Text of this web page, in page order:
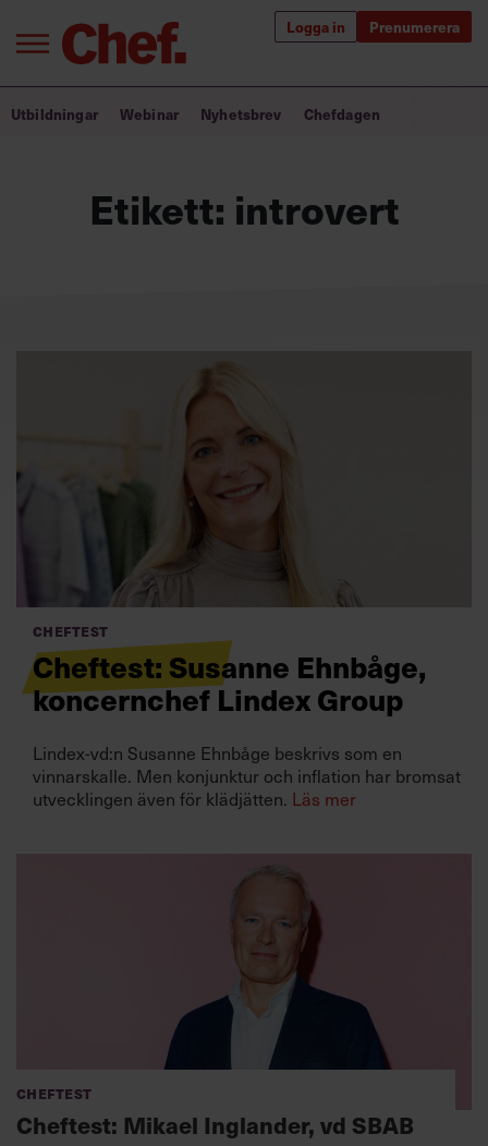
Logga in Prenumerera
Logga in
Prenumerera
Kundservice
Villkor och policy för
personuppgiftsbehandling
Bra ledare förändrar världen
Utbildning för ledare
Utbildningar Webinar Nyhetsbrev Chefdagen
Etikett: introvert
Cheftest
Cheftest: Susanne Ehnbåge,
koncernchef Lindex Group
Lindex-vd:n Susanne Ehnbåge beskrivs som en
vinnarskalle. Men konjunktur och inflation har bromsat
utvecklingen även för klädjätten. Läs mer
Cheftest
Cheftest: Mikael Inglander, vd SBAB